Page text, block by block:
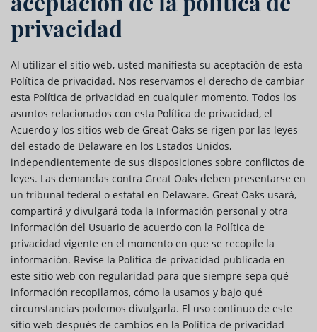
privacidad
Al utilizar el sitio web, usted manifiesta su aceptación de esta
Política de privacidad. Nos reservamos el derecho de cambiar
esta Política de privacidad en cualquier momento. Todos los
asuntos relacionados con esta Política de privacidad, el
Acuerdo y los sitios web de Great Oaks se rigen por las leyes
del estado de Delaware en los Estados Unidos,
independientemente de sus disposiciones sobre conflictos de
leyes. Las demandas contra Great Oaks deben presentarse en
un tribunal federal o estatal en Delaware. Great Oaks usará,
compartirá y divulgará toda la Información personal y otra
información del Usuario de acuerdo con la Política de
privacidad vigente en el momento en que se recopile la
información. Revise la Política de privacidad publicada en
este sitio web con regularidad para que siempre sepa qué
información recopilamos, cómo la usamos y bajo qué
circunstancias podemos divulgarla. El uso continuo de este
sitio web después de cambios en la Política de privacidad